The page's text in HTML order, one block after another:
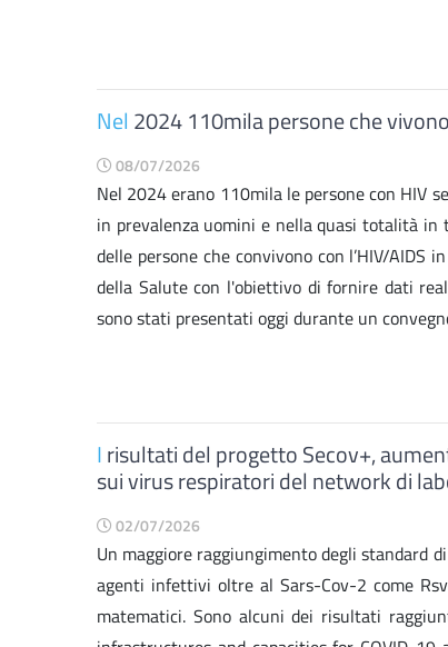
Nel 2024 110mila persone che
08/07/2026
Nel 2024 erano 110mila le persone con
in prevalenza uomini e nella quasi totalità in
delle persone che convivono con l’HIV/
della Salute con l'obiettivo di fornire dati
sono stati presentati oggi durante un
Irisultati del progetto Secov+,
sui virus respiratori del network di
02/07/2026
Un maggiore raggiungimento degli standard
agenti infettivi oltre al Sars-Cov-2 come
matematici. Sono alcuni dei risultati